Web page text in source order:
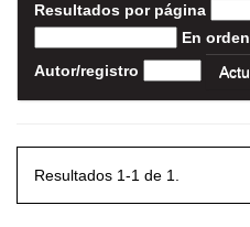
Resultados por página
En orden
Autor/registro
Resultados 1-1 de 1.